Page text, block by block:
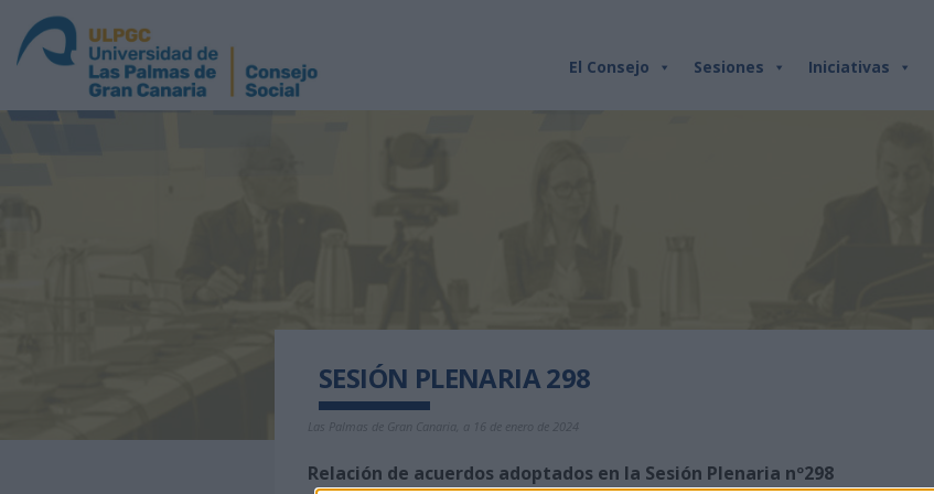
El Consejo Sesiones Iniciativas
SESIÓN PLENARIA 298
Las Palmas de Gran Canaria, a 16 de enero de 2024
Relación de acuerdos adoptados en la Sesión Plenaria nº298